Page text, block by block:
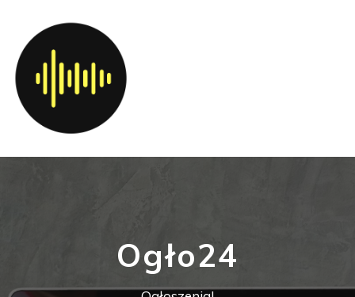
Ogło24